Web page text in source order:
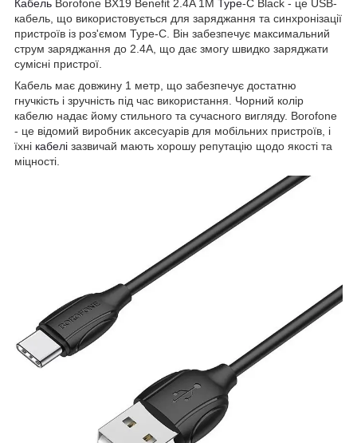
Кабель Borofone BX19 Benefit 2.4A 1M Type-C Black - це USB-
кабель, що використовується для заряджання та синхронізації
пристроїв із роз'ємом Type-C. Він забезпечує максимальний
струм заряджання до 2.4A, що дає змогу швидко заряджати
сумісні пристрої.
Кабель має довжину 1 метр, що забезпечує достатню
гнучкість і зручність під час використання. Чорний колір
кабелю надає йому стильного та сучасного вигляду. Borofone
- це відомий виробник аксесуарів для мобільних пристроїв, і
їхні кабелі зазвичай мають хорошу репутацію щодо якості та
міцності.